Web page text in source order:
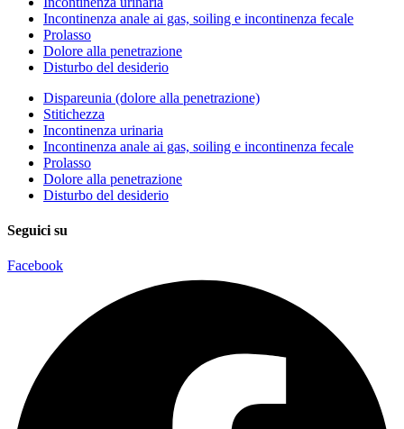
Incontinenza anale ai gas, soiling e incontinenza fecale
Prolasso
Dolore alla penetrazione
Disturbo del desiderio
Dispareunia (dolore alla penetrazione)
Stitichezza
Incontinenza urinaria
Incontinenza anale ai gas, soiling e incontinenza fecale
Prolasso
Dolore alla penetrazione
Disturbo del desiderio
Seguici su
Facebook